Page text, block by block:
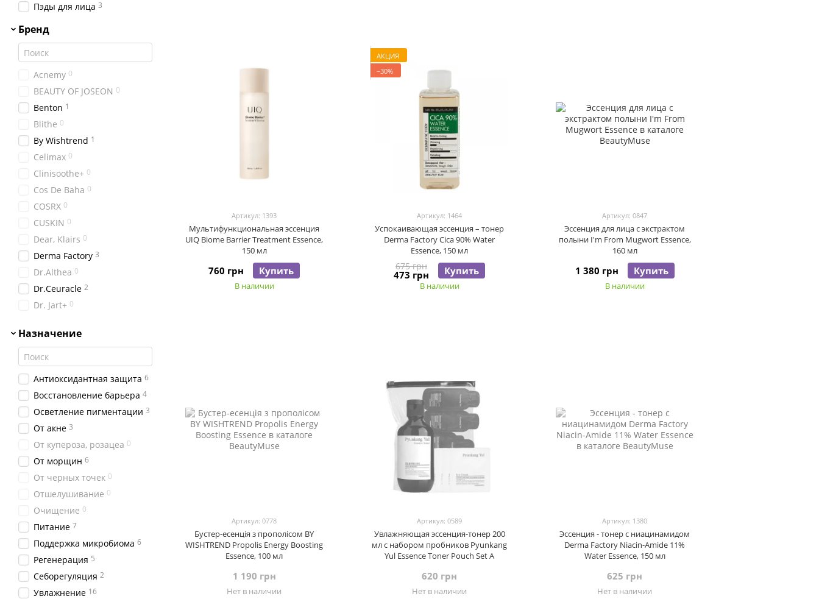
Артикул: 1393
Мультифункциональная эссенция
UIQ Biome Barrier Treatment Essence,
150 мл
760 грн Купить
В наличии
АКЦИЯ
−30%
Артикул: 1464
Успокаивающая эссенция – тонер
Derma Factory Cica 90% Water
Essence, 150 мл
675 грн
473 грн Купить
В наличии
Артикул: 0847
Эссенция для лица с экстрактом
полыни I'm From Mugwort Essence,
160 мл
1 380 грн Купить
В наличии
Артикул: 0778
Бустер-есенція з прополісом BY
WISHTREND Propolis Energy Boosting
Essence, 100 мл
1 190 грн
Нет в наличии
Артикул: 0589
Увлажняющая эссенция-тонер 200
мл с набором пробников Pyunkang
Yul Essence Toner Pouch Set A
620 грн
Нет в наличии
Артикул: 1380
Эссенция - тонер с ниацинамидом
Derma Factory Niacin-Amide 11%
Water Essence, 150 мл
625 грн
Нет в наличии
Пэды для лица 3
Бренд
Acnemy 0
BEAUTY OF JOSEON 0
Benton 1
Blithe 0
By Wishtrend 1
Celimax 0
Clinisoothe+ 0
Cos De Baha 0
COSRX 0
CUSKIN 0
Dear, Klairs 0
Derma Factory 3
Dr.Althea 0
Dr.Ceuracle 2
Dr. Jart+ 0
HoliFrog 0
I'm From
0
Manyo 0
Mary&May
Medi-Peel
Needly
Purito Seoul
Q+A 0
Real Barrier
ROUND LAB 0
Назначение
Антиоксидантная защита 6
Восстановление барьера 4
Осветление пигментации 3
От акне 3
От купероза, розацеа 0
От морщин 6
От черных точек 0
Отшелушивание 0
Очищение 0
Питание 7
Поддержка микробиома 6
Регенерация 5
Себорегуляция 2
Увлажнение 16